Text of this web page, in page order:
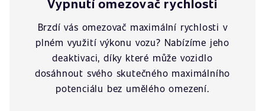
Brzdí vás omezovač maximální rychlosti v
plném využití výkonu vozu? Nabízíme jeho
deaktivaci, díky které může vozidlo
dosáhnout svého skutečného maximálního
potenciálu bez umělého omezení.